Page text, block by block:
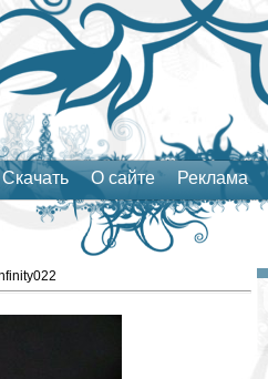
Скачать О сайте Реклама